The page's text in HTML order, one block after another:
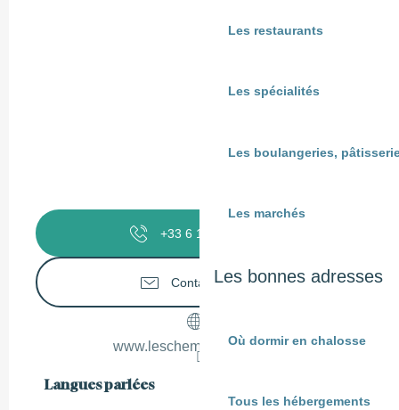
Les restaurants
Les spécialités
Les boulangeries,
Les marchés
Les bonnes adresses
Où dormir en chalosse
Tous les hébergements
+33 6 19 81 44
Contactez-nous
www.lescheminsdeberdis.fr
Langues parlées
Langues parlées